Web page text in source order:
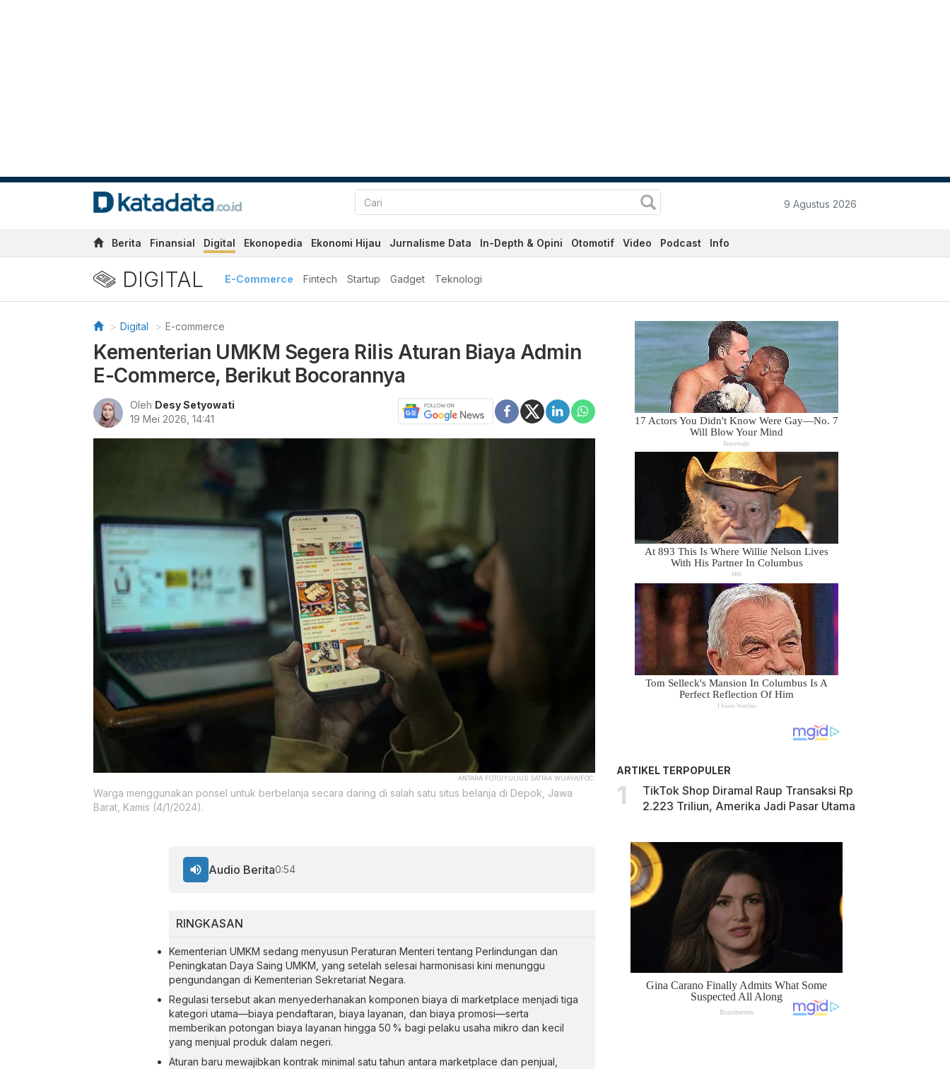
9 Agustus 2026
Berita Finansial Digital Ekonopedia Ekonomi Hijau Jurnalisme Data In-Depth & Opini Otomotif Video Podcast Info
DIGITAL E-Commerce Fintech Startup Gadget Teknologi
Digital E-commerce
Kementerian UMKM Segera Rilis Aturan Biaya Admin
E-Commerce, Berikut Bocorannya
Oleh Desy Setyowati
19 Mei 2026, 14:41
ANTARA FOTO/YULIUS SATRIA WIJAYA/FOC.
Warga menggunakan ponsel untuk berbelanja secara daring di salah satu situs belanja di Depok, Jawa
Barat, Kamis (4/1/2024).
RINGKASAN
Kementerian UMKM sedang menyusun Peraturan Menteri tentang Perlindungan dan
Peningkatan Daya Saing UMKM, yang setelah selesai harmonisasi kini menunggu
pengundangan di Kementerian Sekretariat Negara.
Regulasi tersebut akan menyederhanakan komponen biaya di marketplace menjadi tiga
kategori utama—biaya pendaftaran, biaya layanan, dan biaya promosi—serta
memberikan potongan biaya layanan hingga 50 % bagi pelaku usaha mikro dan kecil
yang menjual produk dalam negeri.
Aturan baru mewajibkan kontrak minimal satu tahun antara marketplace dan penjual,
Audio Berita0:54
ARTIKEL TERPOPULER
TikTok Shop Diramal Raup Transaksi Rp
2.223 Triliun, Amerika Jadi Pasar Utama